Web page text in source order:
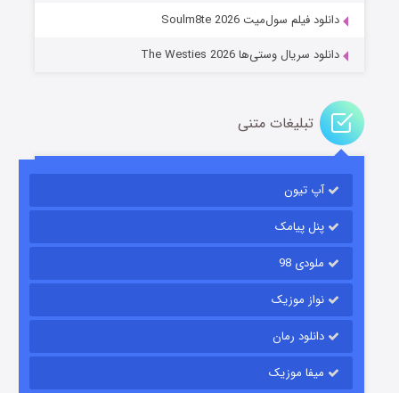
دانلود فیلم سول‌میت Soulm8te 2026
دانلود سریال وستی‌ها The Westies 2026
تبلیغات متنی
آپ تیون
پنل پیامک
ملودی 98
نواز موزیک
دانلود رمان
میفا موزیک